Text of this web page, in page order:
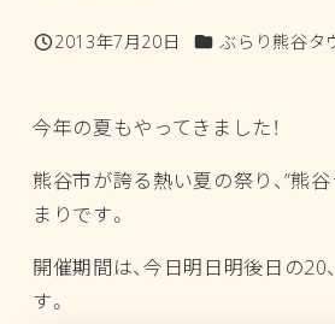
投稿日
2013年7月20日 カテゴリー
ぶらり熊谷タ
今年の夏もやってきました！
熊谷市が誇る熱い夏の祭り、”熊
まりです。
開催期間は、今日明日明後日の20
す。